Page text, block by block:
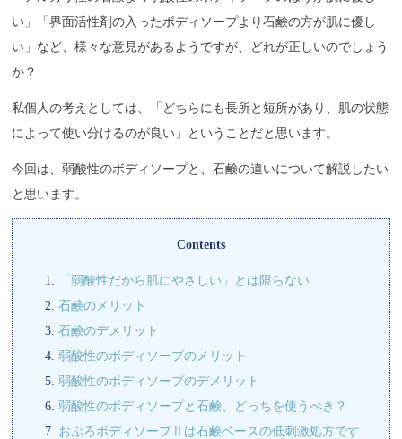
い」「界面活性剤の入ったボディソープより石鹸の方が肌に優し
い」など、様々な意見があるようですが、どれが正しいのでしょう
か？
私個人の考えとしては、「どちらにも長所と短所があり、肌の状態
によって使い分けるのが良い」ということだと思います。
今回は、弱酸性のボディソープと、石鹸の違いについて解説したい
と思います。
Contents
「弱酸性だから肌にやさしい」とは限らない
石鹸のメリット
石鹸のデメリット
弱酸性のボディソープのメリット
弱酸性のボディソープのデメリット
弱酸性のボディソープと石鹸、どっちを使うべき？
おぷろボディソープⅡは石鹸ベースの低刺激処方です